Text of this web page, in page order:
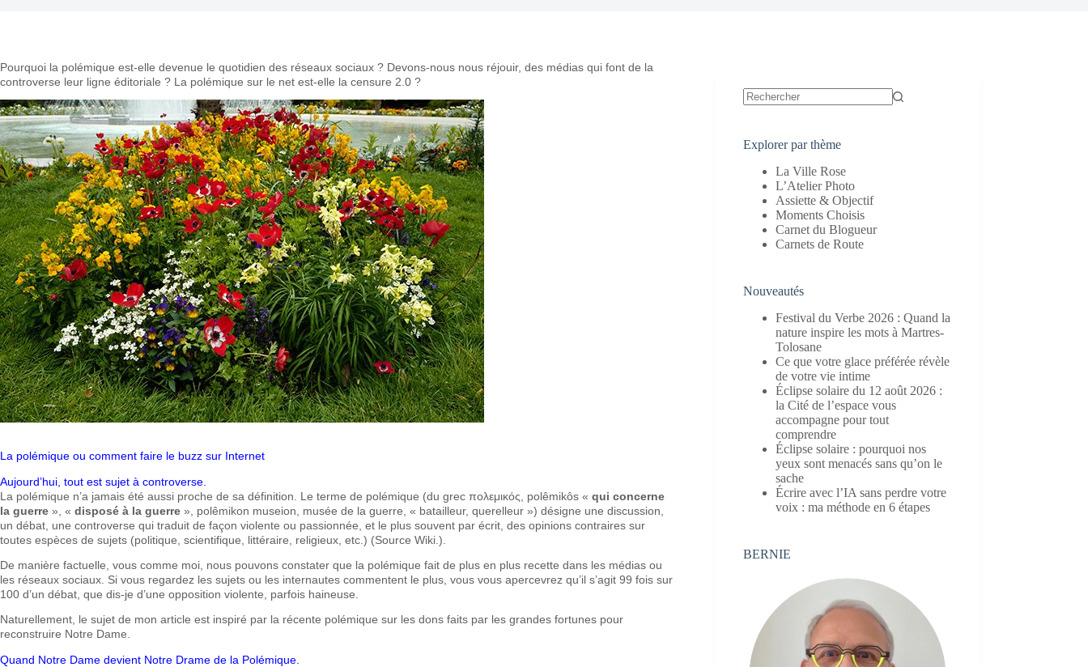
Pourquoi la polémique est-elle devenue le quotidien des réseaux sociaux ? Devons-nous nous réjouir, des médias qui font de la
controverse leur ligne éditoriale ? La polémique sur le net est-elle la censure 2.0 ?
La polémique ou comment faire le buzz sur Internet
Aujourd’hui, tout est sujet à controverse.
La polémique n’a jamais été aussi proche de sa définition. Le terme de polémique (du grec πολεμικός, polêmikôs « qui concerne
la guerre », « disposé à la guerre », polêmikon museion, musée de la guerre, « batailleur, querelleur ») désigne une discussion,
un débat, une controverse qui traduit de façon violente ou passionnée, et le plus souvent par écrit, des opinions contraires sur
toutes espèces de sujets (politique, scientifique, littéraire, religieux, etc.) (Source Wiki.).
De manière factuelle, vous comme moi, nous pouvons constater que la polémique fait de plus en plus recette dans les médias ou
les réseaux sociaux. Si vous regardez les sujets ou les internautes commentent le plus, vous vous apercevrez qu’il s’agit 99 fois sur
100 d’un débat, que dis-je d’une opposition violente, parfois haineuse.
Naturellement, le sujet de mon article est inspiré par la récente polémique sur les dons faits par les grandes fortunes pour
reconstruire Notre Dame.
Quand Notre Dame devient Notre Drame de la Polémique.
Explorer par thème
La Ville Rose
L’Atelier Photo
Assiette & Objectif
Moments Choisis
Carnet du Blogueur
Carnets de Route
Nouveautés
Festival du Verbe 2026 : Quand la
nature inspire les mots à Martres-
Tolosane
Ce que votre glace préférée révèle
de votre vie intime
Éclipse solaire du 12 août 2026 :
la Cité de l’espace vous
accompagne pour tout
comprendre
Éclipse solaire : pourquoi nos
yeux sont menacés sans qu’on le
sache
Écrire avec l’IA sans perdre votre
voix : ma méthode en 6 étapes
BERNIE